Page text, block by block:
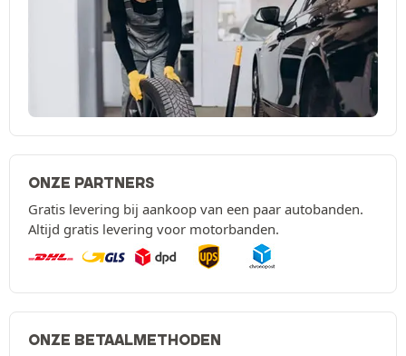
ONZE PARTNERS
Gratis levering bij aankoop van een paar autobanden.
Altijd gratis levering voor motorbanden.
ONZE BETAALMETHODEN